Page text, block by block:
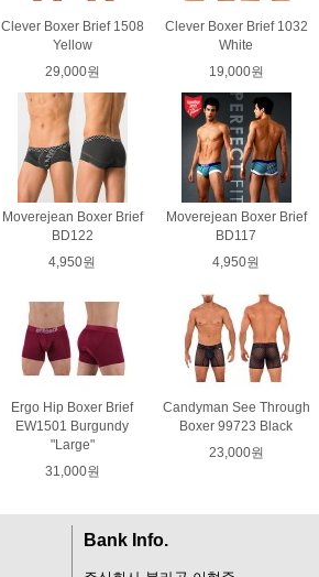
Clever Boxer Brief 1508
Yellow
29,000원
Clever Boxer Brief 1032
White
19,000원
Moverejean Boxer Brief
BD122
4,950원
Moverejean Boxer Brief
BD117
4,950원
Ergo Hip Boxer Brief
EW1501 Burgundy
"Large"
31,000원
Candyman See Through
Boxer 99723 Black
23,000원
Bank Info.